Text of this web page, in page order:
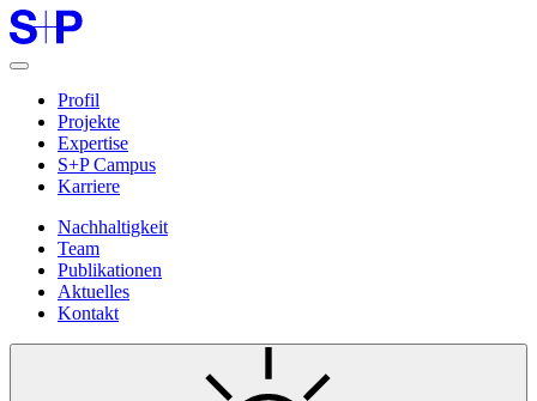
Profil
Projekte
Expertise
S+P Campus
Karriere
Nachhaltigkeit
Team
Publikationen
Aktuelles
Kontakt